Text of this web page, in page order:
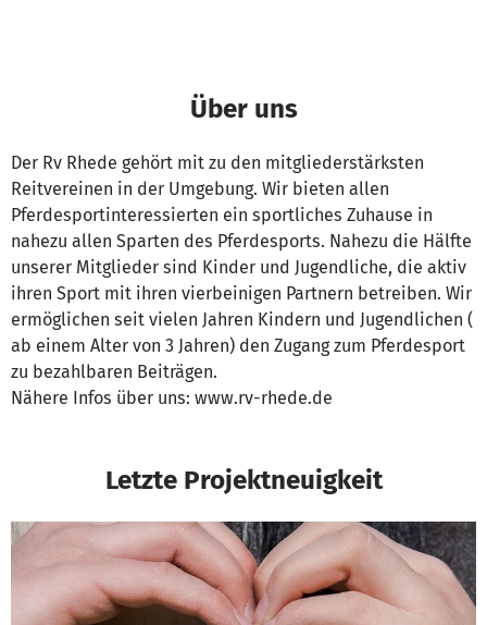
Über uns
Der Rv Rhede gehört mit zu den mitgliederstärksten
Reitvereinen in der Umgebung. Wir bieten allen
Pferdesportinteressierten ein sportliches Zuhause in
nahezu allen Sparten des Pferdesports. Nahezu die Hälfte
unserer Mitglieder sind Kinder und Jugendliche, die aktiv
ihren Sport mit ihren vierbeinigen Partnern betreiben. Wir
ermöglichen seit vielen Jahren Kindern und Jugendlichen (
ab einem Alter von 3 Jahren) den Zugang zum Pferdesport
zu bezahlbaren Beiträgen.
Nähere Infos über uns: www.rv-rhede.de
Letzte Projektneuigkeit